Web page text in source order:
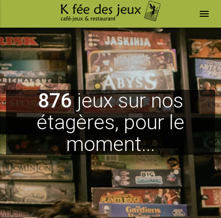
menu
876jeux sur nos
étagères, pour le
moment...